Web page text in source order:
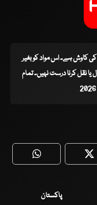
کی کاوش ہے۔ اس مواد کو بغیر
نقل کرنا درست نہیں۔ تمام
WhatsApp
پاکستان